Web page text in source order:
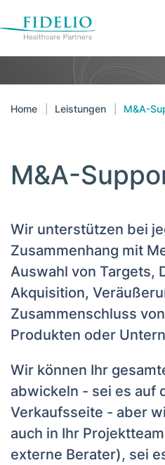
Skip to main content
Home Leistungen M&A-
M&A-
Wir unterstützen bei
Zusammenhang mit
Auswahl von Targets,
Akquisition,
Zusammenschluss
Produkten oder
Wir können Ihr
abwickeln - sei es auf
Verkaufsseite - aber
auch in Ihr
externe Berater), sei